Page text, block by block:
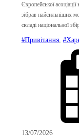
Європейської
зібрав найсильніших
складі національної
#Привітання
13/07/2026